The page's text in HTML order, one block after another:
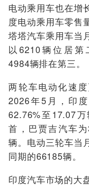
电动乘用车也在增
度电动乘用车零售
塔塔汽车乘用车当
以6210辆位居第
4984辆排在第三。
两轮车电动化速
2026年5月，印
62.76%至17.07
首，巴贾吉汽车
辆。电动三轮车当
同期的66185辆。
印度汽车市场的大